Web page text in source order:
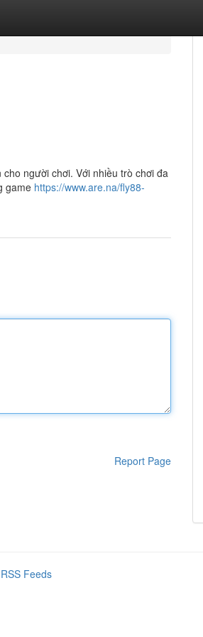
người chơi. Với nhiều trò chơi đa
game https://www.are.na/fly88-
Report Page
Feeds